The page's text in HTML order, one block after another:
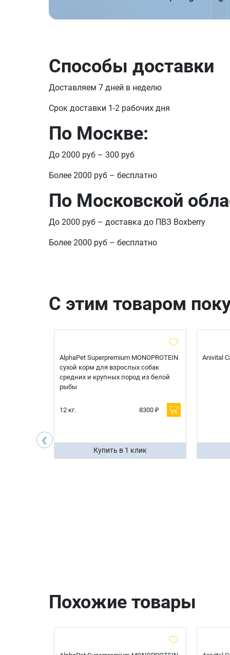
Способы доставки
Доставляем 7 дней в неделю
Срок доставки 1-2 рабочих дня
По Москве:
До 2000 руб – 300 руб
Более 2000 руб – бесплатно
По Московской
До 2000 руб – доставка до ПВЗ Boxberry
Более 2000 руб – бесплатно
С этим товаром
‹
AlphaPet Superpremium MONOPROTEIN
сухой корм для взрослых собак
средних и крупных пород из белой
рыбы
12 кг. 8300 ₽
Купить в 1 клик
Anivital
Похожие товары